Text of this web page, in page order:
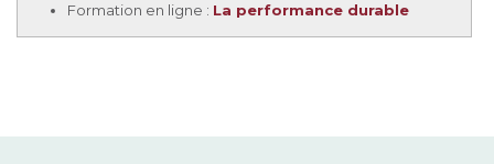
Formation en ligne : La performance durable